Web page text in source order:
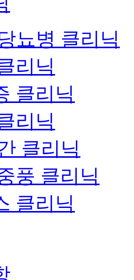
뇨병 클리닉
리닉
클리닉
리닉
클리닉
풍 클리닉
클리닉